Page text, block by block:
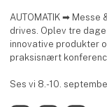
AUTOMATIK ➡
drives. Oplev tre
innovative produkter
praksisnært
Ses vi 8.-10.